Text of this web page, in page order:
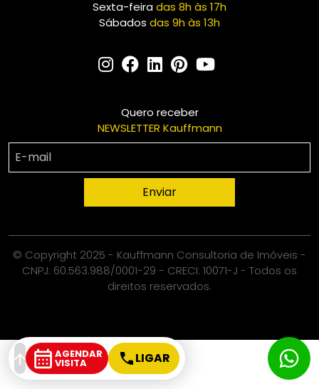
AGENDAR
VISITA LIGAR
Sexta-feiradas 8h às 17h
Sábados das 9h às 13h
Quero receber
NEWSLETTER Kauffmann
Enviar
© Copyright 2025 - Kauffmann Consultoria de Imóveis -
CNPJ: 60.563.988/0001-29 - CRECI: 10071-J - Todos os
direitos reservados.